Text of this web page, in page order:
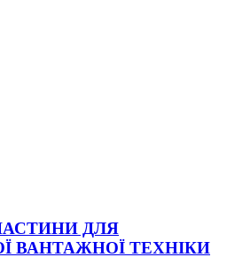
ДЛЯ
ВАНТАЖНОЇ ТЕХНІКИ